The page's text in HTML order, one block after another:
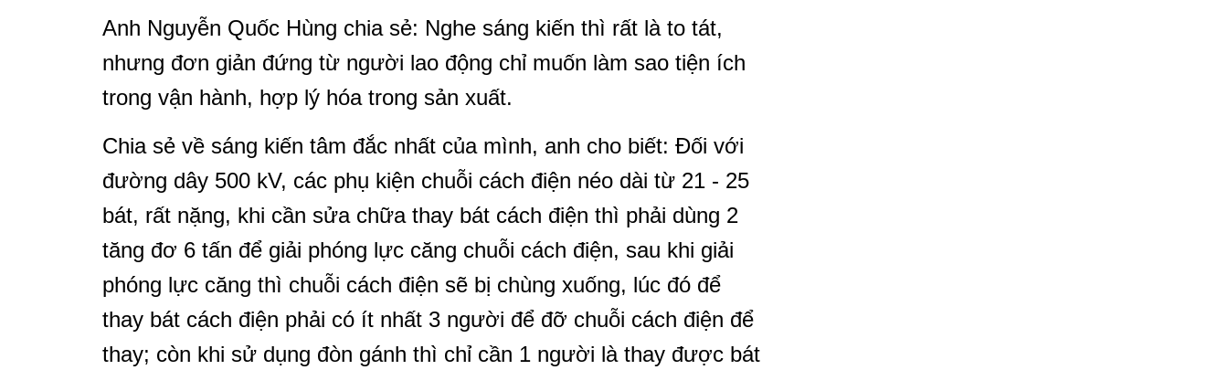
Anh Nguyễn Quốc Hùng chia sẻ: Nghe sáng kiến thì rất là to tát,
nhưng đơn giản đứng từ người lao động chỉ muốn làm sao tiện ích
trong vận hành, hợp lý hóa trong sản xuất.
Chia sẻ về sáng kiến tâm đắc nhất của mình, anh cho biết: Đối với
đường dây 500 kV, các phụ kiện chuỗi cách điện néo dài từ 21 - 25
bát, rất nặng, khi cần sửa chữa thay bát cách điện thì phải dùng 2
tăng đơ 6 tấn để giải phóng lực căng chuỗi cách điện, sau khi giải
phóng lực căng thì chuỗi cách điện sẽ bị chùng xuống, lúc đó để
thay bát cách điện phải có ít nhất 3 người để đỡ chuỗi cách điện để
thay; còn khi sử dụng đòn gánh thì chỉ cần 1 người là thay được bát